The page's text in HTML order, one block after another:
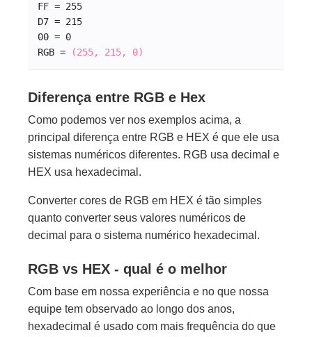
FF = 255
D7 = 215
00 = 0
RGB =
(255, 215, 0)
Diferença entre RGB e Hex
Como podemos ver nos exemplos acima, a
principal diferença entre RGB e HEX é que ele usa
sistemas numéricos diferentes. RGB usa decimal e
HEX usa hexadecimal.
Converter cores de RGB em HEX é tão simples
quanto converter seus valores numéricos de
decimal para o sistema numérico hexadecimal.
RGB vs HEX - qual é o melhor
Com base em nossa experiência e no que nossa
equipe tem observado ao longo dos anos,
hexadecimal é usado com mais frequência do que